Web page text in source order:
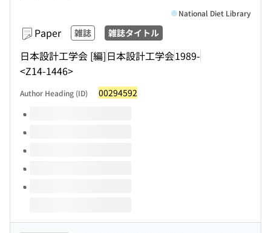
Paper 雑誌 雑誌タイトル
日本設計工学会 [編]日本設計工学会1989-
<Z14-1446>
National Diet Library
Author Heading (ID) 00294592
Volumes of this title